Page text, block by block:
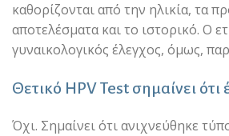
καθορίζονται από την ηλικία, τα
αποτελέσματα και το ιστορικό. Ο
γυναικολογικός έλεγχος, όμως,
Θετικό HPV Test σημαίνει ότι
Όχι. Σημαίνει ότι ανιχνεύθηκε